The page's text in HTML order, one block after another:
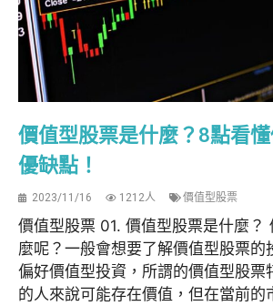
價值型股票是什麼？8點看
優缺點！
2023/11/16 1212人 價值型股票
價值型股票 01. 價值型股票是什麼？
麼呢？一般會想要了解價值型股票的
偏好價值型投資，所謂的價值型股票
的人來說可能存在價值，但在當前的